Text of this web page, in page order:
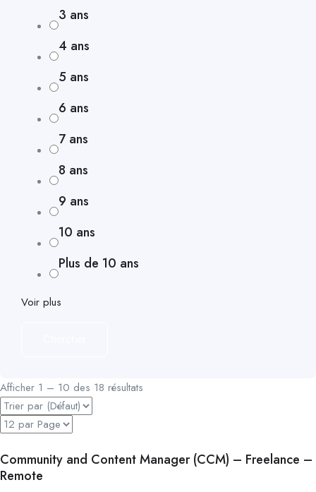
3 ans
4 ans
5 ans
6 ans
7 ans
8 ans
9 ans
10 ans
Plus de 10 ans
Voir plus
Afficher 1 – 10 des 18 résultats
Community and Content Manager (CCM) – Freelance –
Remote